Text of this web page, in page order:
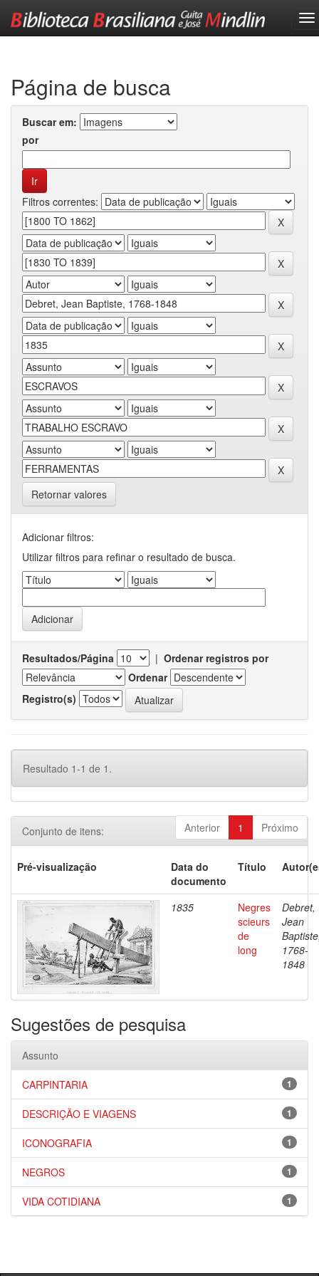
Página de busca
Buscar em:
por
Filtros correntes:
Retornar valores
Adicionar filtros:
Utilizar filtros para refinar o resultado de busca.
Resultados/Página | Ordenar registros por
Ordenar
Registro(s)
Resultado 1-1 de 1.
Anterior 1 Próximo
Conjunto de itens:
Pré-visualização
Data do
documento
Título
1835
Negres
scieurs
de
long
Debret,
Jean
1768-
1848
Sugestões de pesquisa
Assunto
1
CARPINTARIA
1
DESCRIÇÃO E VIAGENS
1
ICONOGRAFIA
1
NEGROS
1
VIDA COTIDIANA